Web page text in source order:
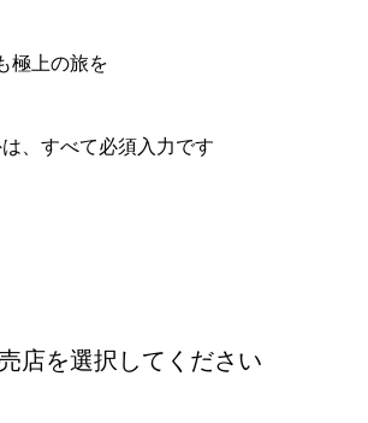
極上の旅を
は、すべて必須入力です
店を選択してください